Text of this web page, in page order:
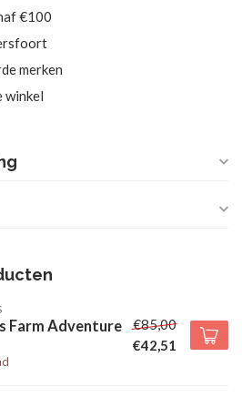
€100
merken
winkel
Farm Adventure
€85,00
€42,51